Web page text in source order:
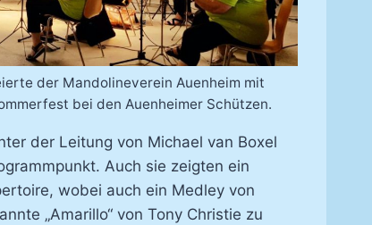
der Mandolineverein Auenheim mit
bei den Auenheimer Schützen.
der Leitung von Michael van Boxel
Auch sie zeigten ein
wobei auch ein Medley von
„Amarillo“ von Tony Christie zu